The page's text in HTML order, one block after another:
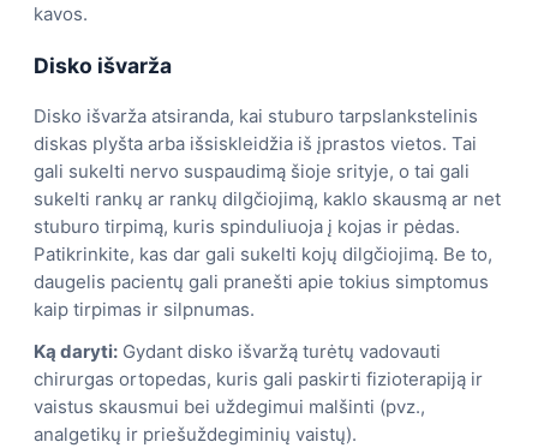
kavos.
Disko išvarža
Disko išvarža atsiranda, kai stuburo tarpslankstelinis
diskas plyšta arba išsiskleidžia iš įprastos vietos. Tai
gali sukelti nervo suspaudimą šioje srityje, o tai gali
sukelti rankų ar rankų dilgčiojimą, kaklo skausmą ar net
stuburo tirpimą, kuris spinduliuoja į kojas ir pėdas.
Patikrinkite, kas dar gali sukelti kojų dilgčiojimą. Be to,
daugelis pacientų gali pranešti apie tokius simptomus
kaip tirpimas ir silpnumas.
Ką daryti: Gydant disko išvaržą turėtų vadovauti
chirurgas ortopedas, kuris gali paskirti fizioterapiją ir
vaistus skausmui bei uždegimui malšinti (pvz.,
analgetikų ir priešuždegiminių vaistų).